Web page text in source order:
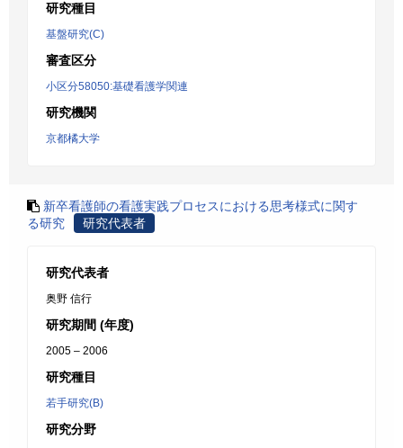
研究種目
基盤研究(C)
審査区分
小区分58050:基礎看護学関連
研究機関
京都橘大学
新卒看護師の看護実践プロセスにおける思考様式に関す
る研究
研究代表者
研究代表者
奥野 信行
研究期間 (年度)
2005 – 2006
研究種目
若手研究(B)
研究分野